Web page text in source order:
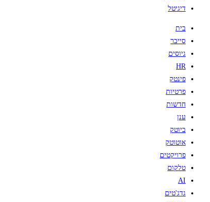
דיגיטל
בית
סייבר
גיוסים
HR
פינטק
פרטיות
חדשות
ענן
ביוטק
אוטוטק
פרויקטים
טלקום
AI
גדג'טים